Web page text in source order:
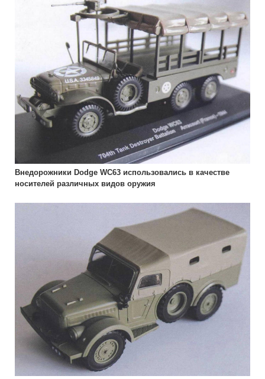
Внедорожники Dodge WC63 использовались в качестве
носителей различных видов оружия